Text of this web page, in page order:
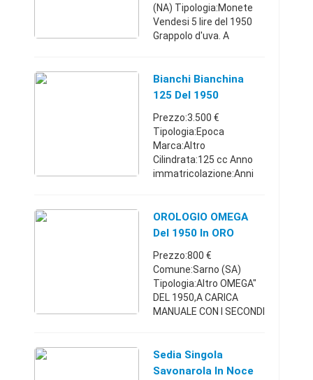
(NA) Tipologia:Monete
Vendesi 5 lire del 1950
Grappolo d'uva. A
spedizione a
parte.Campania3474558
Bianchi Bianchina
125 Del 1950
Prezzo:3.500 €
Tipologia:Epoca
Marca:Altro
Cilindrata:125 cc Anno
immatricolazione:Anni
Bianchi bianchina 125
del 1950 in perfette
che di carrozze ...
OROLOGIO OMEGA
Del 1950 In ORO
MASSICCIO 18KT
Prezzo:800 €
Comune:Sarno (SA)
Tipologia:Altro OMEGA"
DEL 1950,A CARICA
MANUALE CON I SECONDI
CON INDICI IN ORO ROSA
A RILIEVO. DIAMETRO
Sedia Singola
Savonarola In Noce